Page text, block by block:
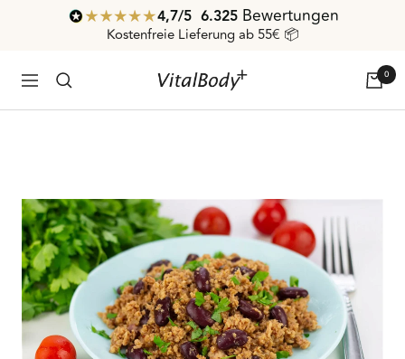
4,7/ 5 6.325 Bewertungen
Kostenfreie Lieferung ab 55€ 📦
Navigation VitalBodyPLUS.de 0